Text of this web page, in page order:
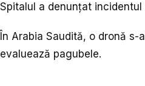
Spitalul a denunțat
În Arabia Saudită, o dronă
evaluează pagubele.